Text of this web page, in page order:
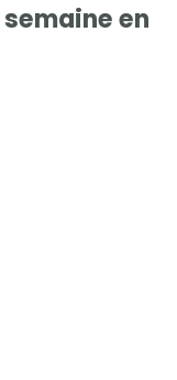
semaine en